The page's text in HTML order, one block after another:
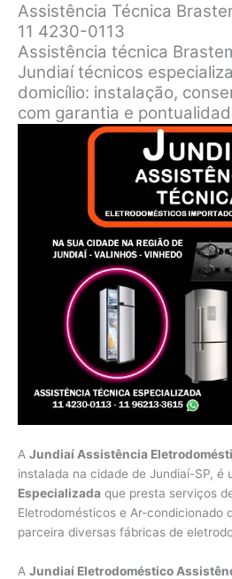
Assistência Técnica
11 4230-0113
Assistência técnica
Jundiaí técnicos
domicílio: instalação,
com garantia e
A Jundiaí Assistência
instalada na cidade de Jundiaí-SP, é
Especializada que presta serviços
Eletrodomésticos e Ar-condicionado
parceira diversas fábricas de
A Jundiaí Eletrodoméstico